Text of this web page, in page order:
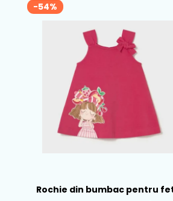
-54%
Rochie din bumbac pentru